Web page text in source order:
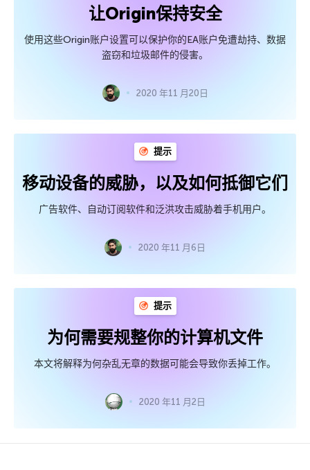
让Origin保持安全
使用这些Origin账户设置可以保护你的EA账户免遭劫持、数据
盗窃和垃圾邮件的侵害。
2020 年11 月20日
提示
移动设备的威胁，以及如何抵御它们
广告软件、自动订阅软件和泛洪攻击威胁着手机用户。
2020 年11 月6日
提示
为何需要规整你的计算机文件
本文将解释为何杂乱无章的数据可能会导致你丢掉工作。
2020 年11 月2日